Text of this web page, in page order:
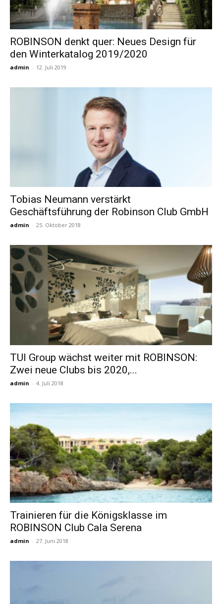
ROBINSON denkt quer: Neues Design für
den Winterkatalog 2019/2020
admin - 12. Juli 2019
Tobias Neumann verstärkt
Geschäftsführung der Robinson Club GmbH
admin - 25. Oktober 2018
TUI Group wächst weiter mit ROBINSON:
Zwei neue Clubs bis 2020,...
admin - 4. Juli 2018
Trainieren für die Königsklasse im
ROBINSON Club Cala Serena
admin - 27. Juni 2018